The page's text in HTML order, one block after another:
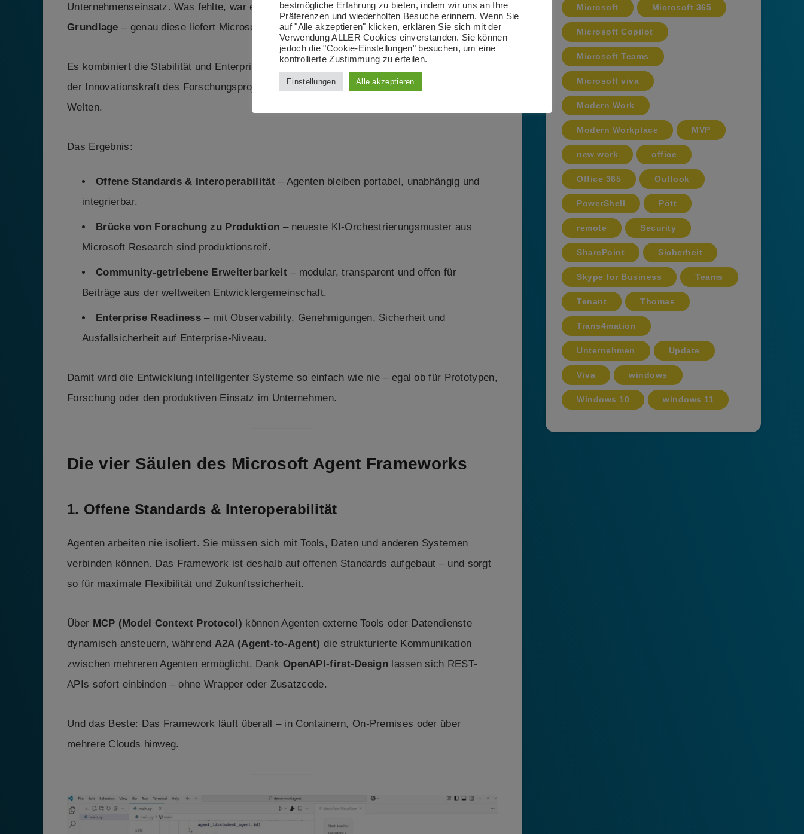
Unternehmenseinsatz. Was fehlte, war eine
einheitliche, skalierbare und sichere
Grundlage – genau diese liefert Microsoft nun mit dem neuenMicrosoft Agent Framework.
Es kombiniert die Stabilität und Enterprise-Readiness des bekannten
der Innovationskraft des Forschungsprojekts
AutoGen– und vereint so das Beste aus zwei
Welten.
Das Ergebnis:
Offene Standards & Interoperabilität– Agenten bleiben portabel, unabhängig und
integrierbar.
Brücke von Forschung zu Produktion – neueste KI-Orchestrierungsmuster aus
Microsoft Research sind produktionsreif.
Community-getriebene Erweiterbarkeit– modular, transparent und offen für
Beiträge aus der weltweiten Entwicklergemeinschaft.
Enterprise Readiness – mit Observability, Genehmigungen, Sicherheit und
Ausfallsicherheit auf Enterprise-Niveau.
Damit wird die Entwicklung intelligenter Systeme so einfach wie nie – egal ob für Prototypen,
Forschung oder den produktiven Einsatz im Unternehmen.
Die vier Säulen des Microsoft Agent Frameworks
1. Offene Standards & Interoperabilität
Agenten arbeiten nie isoliert. Sie müssen sich mit Tools, Daten und anderen Systemen
verbinden können. Das Framework ist deshalb auf offenen Standards aufgebaut – und sorgt
so für maximale Flexibilität und Zukunftssicherheit.
Über MCP (Model Context Protocol) können Agenten externe Tools oder Datendienste
dynamisch ansteuern, während A2A (Agent-to-Agent) die strukturierte Kommunikation
zwischen mehreren Agenten ermöglicht. Dank OpenAPI-first-Designlassen sich REST-
APIs sofort einbinden – ohne Wrapper oder Zusatzcode.
Und das Beste: Das Framework läuft überall – in Containern, On-Premises oder über
mehrere Clouds hinweg.
Microsoft Microsoft 365
Microsoft Copilot
Microsoft Teams
Microsoft viva
Modern Work
Modern Workplace MVP
new work office
Office 365 Outlook
PowerShell Pött
remote Security
SharePoint Sicherheit
Skype for Business Teams
Tenant Thomas
Trans4mation
Unternehmen Update
Viva windows
Windows 10 windows 11
bestmögliche Erfahrung zu bieten, indem wir uns an Ihre
Präferenzen und wiederholten Besuche erinnern. Wenn Sie
auf "Alle akzeptieren" klicken, erklären Sie sich mit der
Verwendung ALLER Cookies einverstanden. Sie können
jedoch die "Cookie-Einstellungen" besuchen, um eine
kontrollierte Zustimmung zu erteilen.
Einstellungen Alle akzeptieren